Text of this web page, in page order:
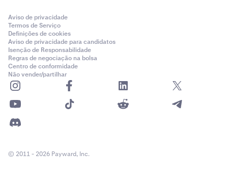
Aviso de privacidade
Termos de Serviço
Definições de cookies
Aviso de privacidade para candidatos
Isenção de Responsabilidade
Regras de negociação na bolsa
Centro de conformidade
Não vender/partilhar
© 2011 - 2026 Payward, Inc.